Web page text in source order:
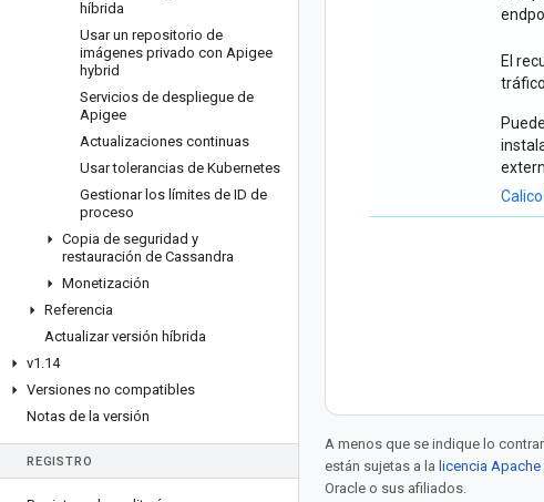
híbrida
Usar un repositorio de
imágenes privado con Apigee
hybrid
Servicios de despliegue de
Apigee
Actualizaciones continuas
Usar tolerancias de Kubernetes
Gestionar los límites de ID de
proceso
Copia de seguridad y
restauración de Cassandra
Monetización
Referencia
Actualizar versión híbrida
v1 .14
Versiones no compatibles
Notas de la versión
REGISTRO
El
Calico
A menos que se indique lo
están sujetas a la licencia Apache
Oracle o sus afiliados.